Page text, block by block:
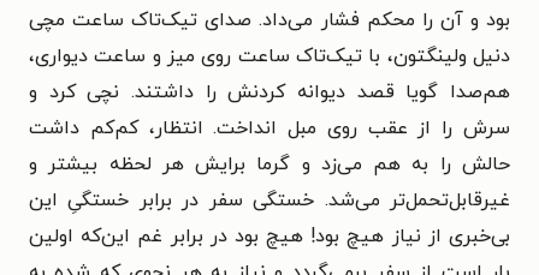
بود و آن را محکم فشار می‌داد. صدای تیک‌تاک ساعت مچی
دنیل ولینگتون، با تیک‌تاک ساعت روی میز و ساعت دیواری،
هم‌صدا گویا قصد دیوانه کردنش را داشتند. نچی کرد و
سرش را از عقب روی مبل انداخت. انتظار، کم‌کم داشت
حالش را به هم می‌زد و گرما برایش هر لحظه بیشتر و
غیرقابل‌تحمل‌تر می‌شد. خستگی سفر در برابر خستگیِ این
بی‌خبری از نیاز هیچ بود! هیچ بود در برابر غم این‌که اولین